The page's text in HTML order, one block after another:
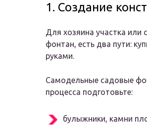
1. Создание
Для хозяина участка или
фонтан, есть два пути:
руками.
Самодельные садовые
процесса подготовьте:
булыжники, камни